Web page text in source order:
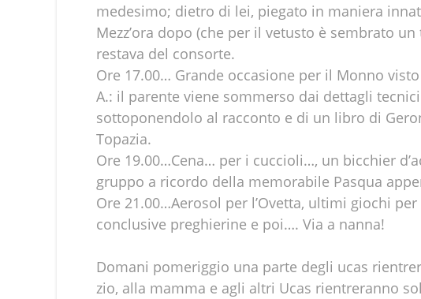
medesimo; dietro di lei, piegato in maniera
Mezz’ora dopo (che per il vetusto è sembrato
restava del consorte.
Ore 17.00… Grande occasione per il Monno
A.: il parente viene sommerso dai dettagli
sottoponendolo al racconto e di un libro di
Topazia.
Ore 19.00…Cena… per i cuccioli…, un bicchier
gruppo a ricordo della memorabile Pasqua
Ore 21.00…Aerosol per l’Ovetta, ultimi giochi
conclusive preghierine e poi…. Via a nanna!
Domani pomeriggio una parte degli ucas
zio, alla mamma e agli altri Ucas rientreranno